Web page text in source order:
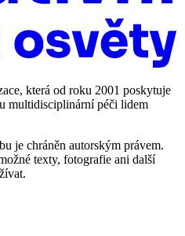
která od roku 2001 poskytuje
multidisciplinární péči lidem
je chráněn autorským právem.
texty, fotografie ani další